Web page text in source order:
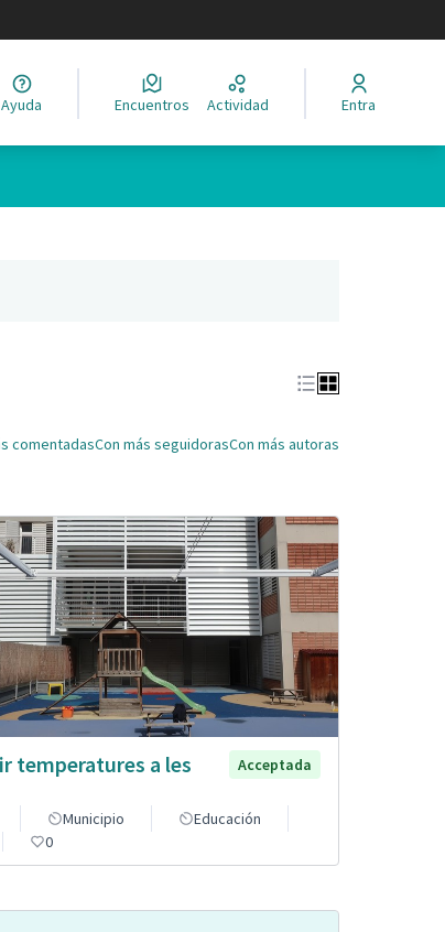
Ayuda Encuentros Actividad Entra
comentadasCon más seguidorasCon más autoras
temperatures a les
Acceptada
Municipio
Educación
0